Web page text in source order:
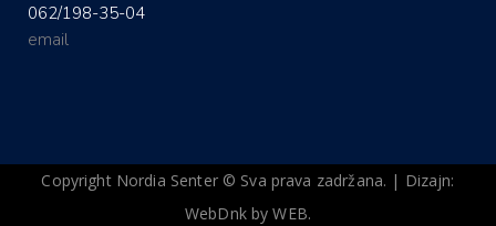
062/198-35-04
email
Copyright Nordia Senter © Sva prava zadržana. | Dizajn:
WebDnk by WEB.